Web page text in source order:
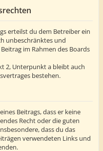
erteilst du dem Betreiber ein
unbeschränktes und
im Rahmen des Boards
2, Unterpunkt a bleibt auch
bestehen.
Beitrags, dass er keine
Recht oder die guten
dass du das
verwendeten Links und